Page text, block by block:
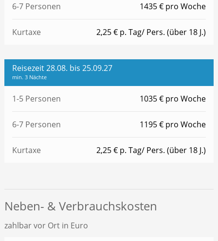
6-7 Personen 1435 € pro Woche
Kurtaxe 2,25 € p. Tag/ Pers. (über 18 J.)
Reisezeit 28.08. bis 25.09.27
min. 3 Nächte
1-5 Personen 1035 € pro Woche
6-7 Personen 1195 € pro Woche
Kurtaxe 2,25 € p. Tag/ Pers. (über 18 J.)
Neben- & Verbrauchskosten
zahlbar vor Ort in Euro